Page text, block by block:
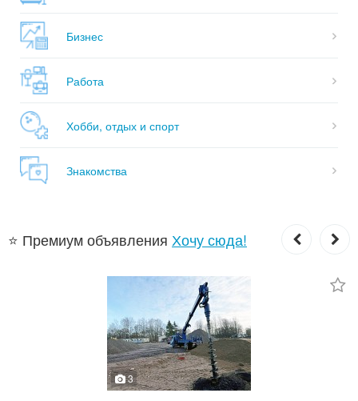
Бизнес
Работа
Хобби, отдых и спорт
Знакомства
⭐ Премиум объявления Хочу сюда!
3